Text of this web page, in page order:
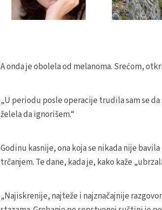
A onda je obolela od melanoma. Srećom,
„U periodu posle operacije trudila sam se
želela da ignorišem.“
Godinu kasnije, ona koja se nikada nije
trčanjem. Te dane, kada je, kako kaže
„Najiskrenije, najteže i najznačajnije